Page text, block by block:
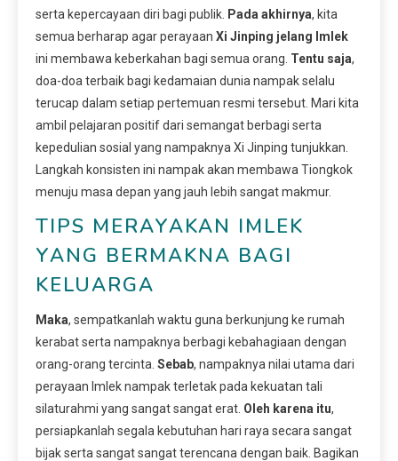
serta kepercayaan diri bagi publik. Pada akhirnya, kita
semua berharap agar perayaan Xi Jinping jelang Imlek
ini membawa keberkahan bagi semua orang. Tentu saja,
doa-doa terbaik bagi kedamaian dunia nampak selalu
terucap dalam setiap pertemuan resmi tersebut. Mari kita
ambil pelajaran positif dari semangat berbagi serta
kepedulian sosial yang nampaknya Xi Jinping tunjukkan.
Langkah konsisten ini nampak akan membawa Tiongkok
menuju masa depan yang jauh lebih sangat makmur.
TIPS MERAYAKAN IMLEK
YANG BERMAKNA BAGI
KELUARGA
Maka, sempatkanlah waktu guna berkunjung ke rumah
kerabat serta nampaknya berbagi kebahagiaan dengan
orang-orang tercinta. Sebab, nampaknya nilai utama dari
perayaan Imlek nampak terletak pada kekuatan tali
silaturahmi yang sangat sangat erat. Oleh karena itu,
persiapkanlah segala kebutuhan hari raya secara sangat
bijak serta sangat sangat terencana dengan baik. Bagikan